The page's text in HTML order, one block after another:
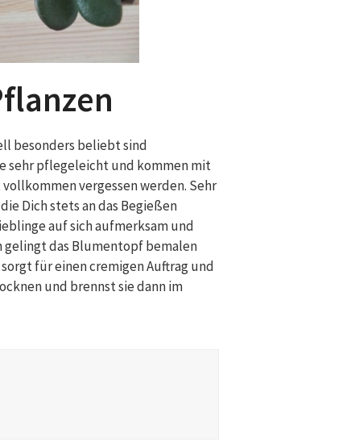
besonders beliebt sind
sehr pflegeleicht und kommen mit
vergessen werden. Sehr
Dich stets an das Begießen
auf sich aufmerksam und
gelingt das Blumentopf bemalen
für einen cremigen Auftrag und
und brennst sie dann im